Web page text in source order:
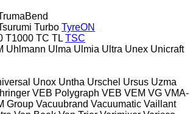
Turbo TyreON
T1000 TC TL TSC
Uhlmann Ulma Ulmia Ultra Unex Unicraft
Unox Untha Urschel Ursus Uzma
VEB Polygraph VEB VEM VG VMA-
Group Vacuubrand Vacuumatic Vaillant